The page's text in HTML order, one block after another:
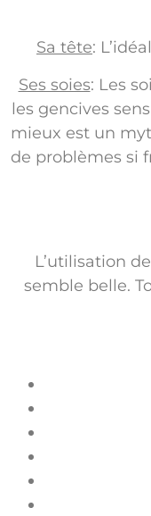
Sa tête:
Ses soies: Les
les gencives
mieux est un
de problèmes si
L’utilisation
semble belle.